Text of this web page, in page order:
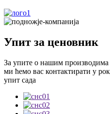
Упит за ценовник
За упите о нашим производима
ми ћемо вас контактирати у
упит сада